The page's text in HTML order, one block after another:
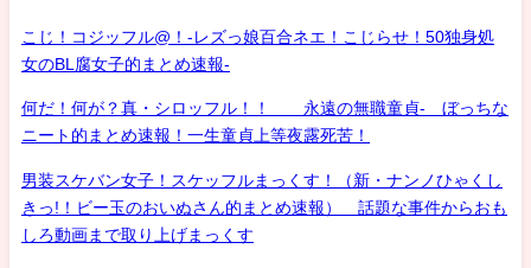
こじ！コジッフル@！-レズっ娘百合ネエ！こじらせ！50独身処
女のBL腐女子的まとめ速報-
何だ！何が？真・シロッフル！！ 永遠の無職童貞- ぼっちな
ニート的まとめ速報！一生童貞上等夜露死苦！
男装スケバン女子！スケッフルまっくす！（新・ナンノひゃくし
きっ!！ビー玉のおいぬさん的まとめ速報） 話題な事件からおも
しろ動画まで取り上げまっくす